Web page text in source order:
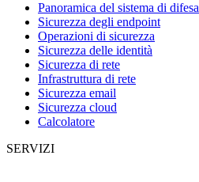
Panoramica del sistema di difesa
Sicurezza degli endpoint
Operazioni di sicurezza
Sicurezza delle identità
Sicurezza di rete
Infrastruttura di rete
Sicurezza email
Sicurezza cloud
Calcolatore
SERVIZI